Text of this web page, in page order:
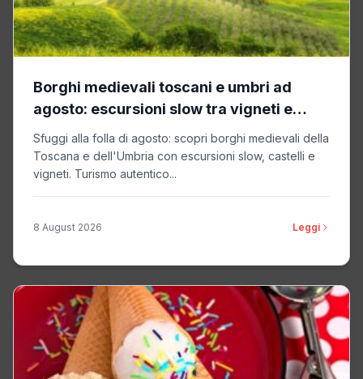
Borghi medievali toscani e umbri ad
agosto: escursioni slow tra vigneti e
castelli
Sfuggi alla folla di agosto: scopri borghi medievali della
Toscana e dell'Umbria con escursioni slow, castelli e
vigneti. Turismo autentico...
8 August 2026 Leggi